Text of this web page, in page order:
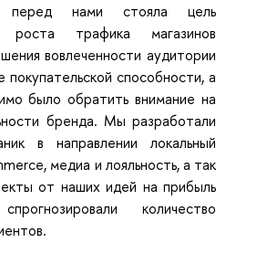
нами стояла цель
роста трафика магазинов
вовлеченности аудитории
способности, а
было обратить внимание на
бренда. Мы разработали
в направлении локальный
медиа и лояльность, а так
от наших идей на прибыль
количество